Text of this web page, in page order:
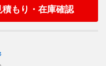
積もり・在庫確認